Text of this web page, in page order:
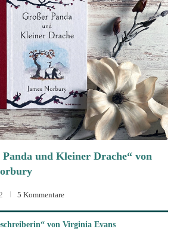
und Kleiner Drache“ von
5 Kommentare
von Virginia Evans